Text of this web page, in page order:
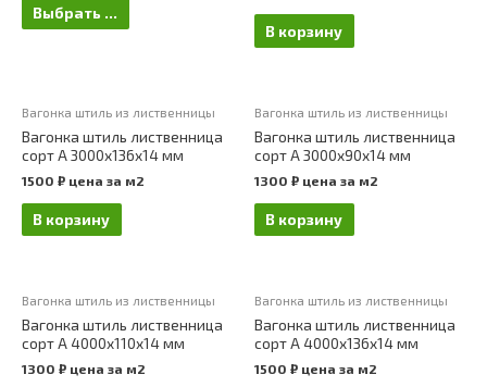
Выбрать ...
В корзину
Вагонка штиль из лиственницы
Вагонка штиль лиственница
сорт А 3000х136х14 мм
1500 ₽ цена за м2
В корзину
Вагонка штиль из лиственницы
Вагонка штиль лиственница
сорт А 3000х90х14 мм
1300 ₽ цена за м2
В корзину
Вагонка штиль из лиственницы
Вагонка штиль лиственница
сорт А 4000х110х14 мм
1300 ₽ цена за м2
Вагонка штиль из лиственницы
Вагонка штиль лиственница
сорт А 4000х136х14 мм
1500 ₽ цена за м2